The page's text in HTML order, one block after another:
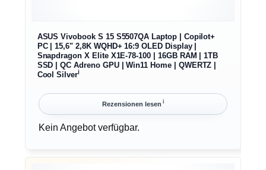
ASUS Vivobook S 15 S5507QA Laptop | Copilot+
PC | 15,6" 2,8K WQHD+ 16:9 OLED Display |
Snapdragon X Elite X1E-78-100 | 16GB RAM | 1TB
SSD | QC Adreno GPU | Win11 Home | QWERTZ |
Cool Silverℹ︎
Rezensionen lesen ℹ︎
Kein Angebot verfügbar.